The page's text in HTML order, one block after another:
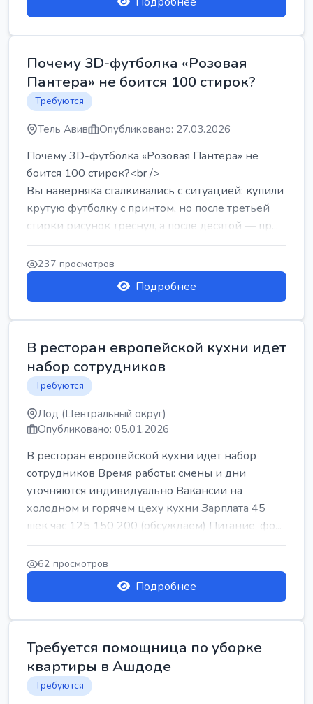
Почему 3D-футболка «Розовая
Пантера» не боится 100 стирок?
Требуются
Тель Авив Опубликовано: 27.03.2026
Почему 3D-футболка «Розовая Пантера» не
боится 100 стирок?<br />
Вы наверняка сталкивались с ситуацией: купили
крутую футболку с принтом, но после третьей
стирки рисунок треснул, а после десятой — пр...
237 просмотров
Подробнее
В ресторан европейской кухни идет
набор сотрудников
Требуются
Лод (Центральный округ)
Опубликовано: 05.01.2026
В ресторан европейской кухни идет набор
сотрудников Время работы: смены и дни
уточняются индивидуально Вакансии на
холодном и горячем цеху кухни Зарплата 45
шек час 125 150 200 (обсуждаем) Питание, фо...
62 просмотров
Подробнее
Требуется помощница по уборке
квартиры в Ашдоде
Требуются